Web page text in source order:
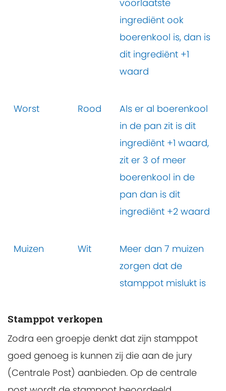
voorlaatste
ingrediënt ook
boerenkool is, dan is
dit ingrediënt +1
waard
Worst Rood
Als er al boerenkool
in de pan zit is dit
ingrediënt +1 waard,
zit er 3 of meer
boerenkool in de
pan dan is dit
ingrediënt +2 waard
Muizen Wit
Meer dan 7 muizen
zorgen dat de
stamppot mislukt is
Stamppot verkopen
Zodra een groepje denkt dat zijn stamppot
goed genoeg is kunnen zij die aan de jury
(Centrale Post) aanbieden. Op de centrale